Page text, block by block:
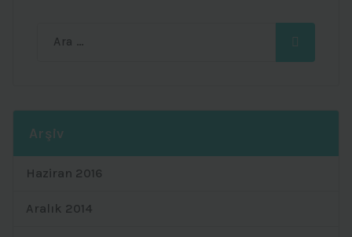
Arşiv
Haziran 2016
Aralık 2014